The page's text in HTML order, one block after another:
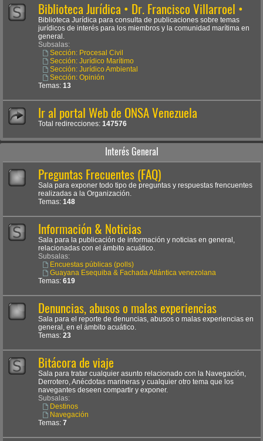
Biblioteca Jurídica • Dr. Francisco Villarroel •
Biblioteca Jurídica para consulta de publicaciones sobre temas
jurídicos de interés para los miembros y la comunidad marítima en
general.
Subsalas:
Sección: Procesal Civil
Sección: Jurídico Marítimo
Sección: Jurídico Ambiental
Sección: Opinión
Temas: 13
Ir al portal Web de ONSA Venezuela
Total redirecciones: 147576
Interés General
Preguntas Frecuentes (FAQ)
Sala para exponer todo tipo de preguntas y respuestas frencuentes
realizadas a la Organización.
Temas: 148
Información & Noticias
Sala para la publicación de información y noticias en general,
relacionadas con el ámbito acuático.
Subsalas:
Encuestas públicas (polls)
Guayana Esequiba & Fachada Atlántica venezolana
Temas: 619
Denuncias, abusos o malas experiencias
Sala para el reporte de denuncias, abusos o malas experiencias en
general, en el ámbito acuático.
Temas: 23
Bitácora de viaje
Sala para tratar cualquier asunto relacionado con la Navegación,
Derrotero, Anécdotas marineras y cualquier otro tema que los
navegantes deseen compartir y exponer.
Subsalas:
Destinos
Navegación
Temas: 7